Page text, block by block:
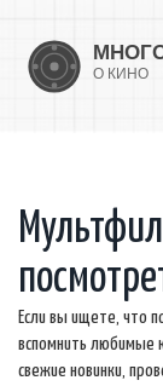
Если вы ищете, что
вспомнить любимые
свежие новинки,